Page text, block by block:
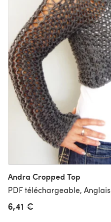
Andra Cropped Top
PDF téléchargeable, Anglais
6,41 €